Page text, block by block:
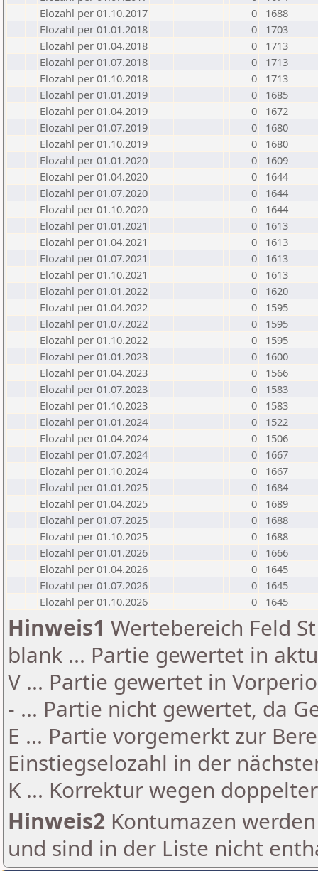
Elozahl per 01.10.2017
0
1688
Elozahl per 01.01.2018
0
1703
Elozahl per 01.04.2018
0
1713
Elozahl per 01.07.2018
0
1713
Elozahl per 01.10.2018
0
1713
Elozahl per 01.01.2019
0
1685
Elozahl per 01.04.2019
0
1672
Elozahl per 01.07.2019
0
1680
Elozahl per 01.10.2019
0
1680
Elozahl per 01.01.2020
0
1609
Elozahl per 01.04.2020
0
1644
Elozahl per 01.07.2020
0
1644
Elozahl per 01.10.2020
0
1644
Elozahl per 01.01.2021
0
1613
Elozahl per 01.04.2021
0
1613
Elozahl per 01.07.2021
0
1613
Elozahl per 01.10.2021
0
1613
Elozahl per 01.01.2022
0
1620
Elozahl per 01.04.2022
0
1595
Elozahl per 01.07.2022
0
1595
Elozahl per 01.10.2022
0
1595
Elozahl per 01.01.2023
0
1600
Elozahl per 01.04.2023
0
1566
Elozahl per 01.07.2023
0
1583
Elozahl per 01.10.2023
0
1583
Elozahl per 01.01.2024
0
1522
Elozahl per 01.04.2024
0
1506
Elozahl per 01.07.2024
0
1667
Elozahl per 01.10.2024
0
1667
Elozahl per 01.01.2025
0
1684
Elozahl per 01.04.2025
0
1689
Elozahl per 01.07.2025
0
1688
Elozahl per 01.10.2025
0
1688
Elozahl per 01.01.2026
0
1666
Elozahl per 01.04.2026
0
1645
Elozahl per 01.07.2026
0
1645
Elozahl per 01.10.2026
0 1645
Hinweis1 Wertebereich Feld
blank ... Partie gewertet in
V ... Partie gewertet in
- ... Partie nicht gewertet, da
E ... Partie vorgemerkt zur
Einstiegselozahl in der
K ... Korrektur wegen
Hinweis2 Kontumazen
und sind in der Liste nicht